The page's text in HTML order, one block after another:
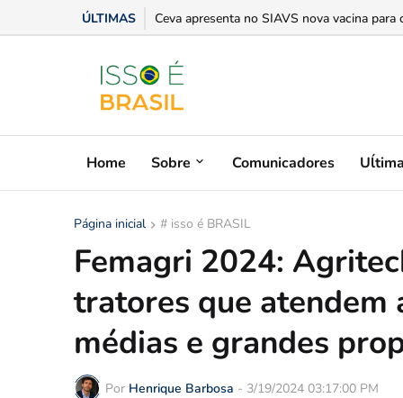
ÚLTIMAS Ceva apresenta no SIAVS nova vacina
Escassez de mão de obra qualificada
Home Sobre Comunicadores
Página inicial # isso é BRASIL
Femagri 2024:
tratores que atendem
médias e grandes
Por Henrique Barbosa - 3/19/2024 03:17:00 PM